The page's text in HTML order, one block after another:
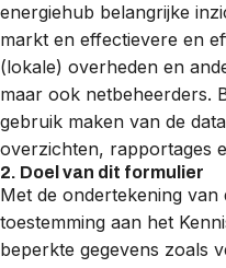
energiehub belangrijke
markt en effectievere en
(lokale) overheden en
maar ook netbeheerders.
gebruik maken van de
overzichten, rapportages
2. Doel van dit formulier
Met de ondertekening
toestemming aan het
beperkte gegevens zoals